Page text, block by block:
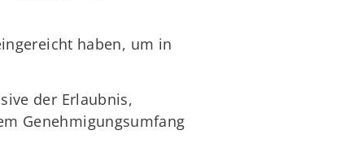
haben, um in
der Erlaubnis,
Genehmigungsumfang